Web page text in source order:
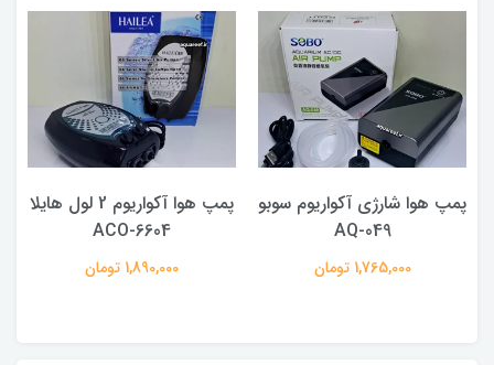
پمپ هوا شارژی آکواریوم سوبو
AQ-049
1,765,000 تومان
پمپ هوا آکواریوم 2 لول هایلا
ACO-6604
1,890,000 تومان